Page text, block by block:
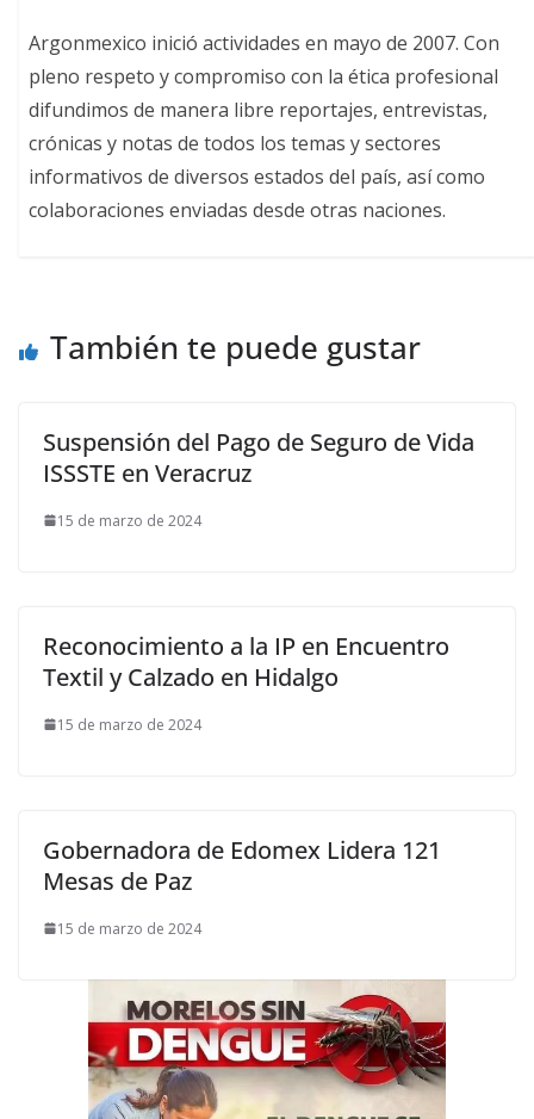
Argonmexico inició actividades en mayo de 2007. Con
pleno respeto y compromiso con la ética profesional
difundimos de manera libre reportajes, entrevistas,
crónicas y notas de todos los temas y sectores
informativos de diversos estados del país, así como
colaboraciones enviadas desde otras naciones.
También te puede gustar
Suspensión del Pago de Seguro de Vida
ISSSTE en Veracruz
15 de marzo de 2024
Reconocimiento a la IP en Encuentro
Textil y Calzado en Hidalgo
15 de marzo de 2024
Gobernadora de Edomex Lidera 121
Mesas de Paz
15 de marzo de 2024